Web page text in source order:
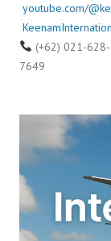
1
1
0
5
youtube.com/
(+62) 021-
7649